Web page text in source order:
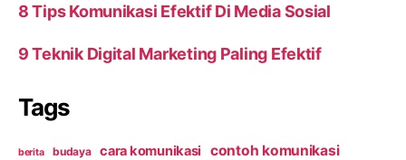
8 Tips Komunikasi Efektif Di Media Sosial
9 Teknik Digital Marketing Paling Efektif
Tags
berita budaya cara komunikasi contoh komunikasi